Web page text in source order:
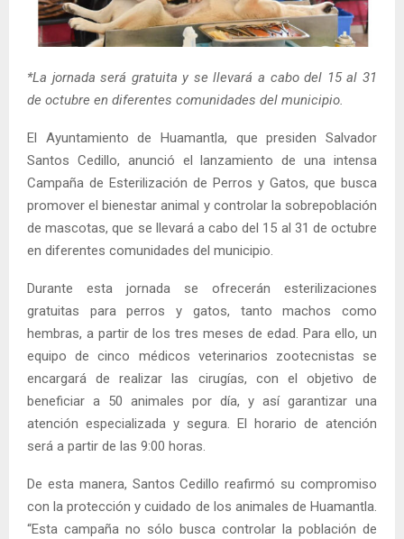
*La jornada será gratuita y se llevará a cabo del 15 al 31
de octubre en diferentes comunidades del municipio.
El Ayuntamiento de Huamantla, que presiden Salvador
Santos Cedillo, anunció el lanzamiento de una intensa
Campaña de Esterilización de Perros y Gatos, que busca
promover el bienestar animal y controlar la sobrepoblación
de mascotas, que se llevará a cabo del 15 al 31 de octubre
en diferentes comunidades del municipio.
Durante esta jornada se ofrecerán esterilizaciones
gratuitas para perros y gatos, tanto machos como
hembras, a partir de los tres meses de edad. Para ello, un
equipo de cinco médicos veterinarios zootecnistas se
encargará de realizar las cirugías, con el objetivo de
beneficiar a 50 animales por día, y así garantizar una
atención especializada y segura. El horario de atención
será a partir de las 9:00 horas.
De esta manera, Santos Cedillo reafirmó su compromiso
con la protección y cuidado de los animales de Huamantla.
“Esta campaña no sólo busca controlar la población de